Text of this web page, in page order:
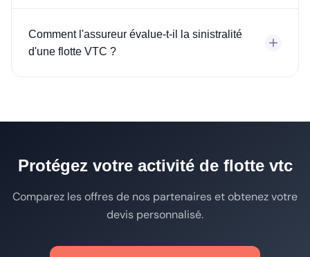
Comment l'assureur évalue-t-il la sinistralité
d'une flotte VTC ?
Protégez votre activité de flotte vtc
Comparez les offres de nos partenaires et obtenez votre
devis personnalisé.